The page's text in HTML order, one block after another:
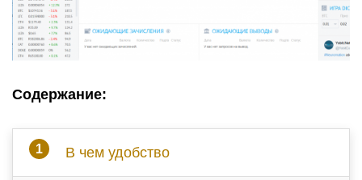
Cодержание:
В чем удобство